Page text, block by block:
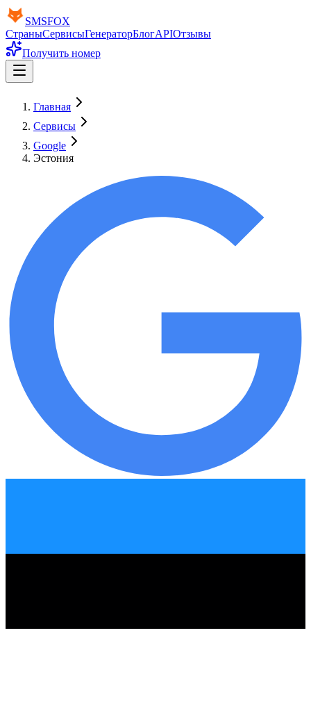
SMSFOX
СтраныСервисыГенераторБлогAPIОтзывы
Получить номер
Главная
Сервисы
Google
Эстония